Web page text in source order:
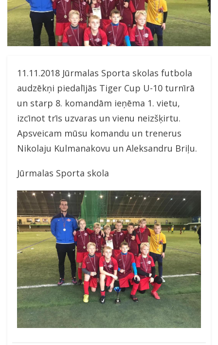
11.11.2018 Jūrmalas Sporta skolas futbola
audzēkņi piedalījās Tiger Cup U-10 turnīrā
un starp 8. komandām ieņēma 1. vietu,
izcīnot trīs uzvaras un vienu neizšķirtu.
Apsveicam mūsu komandu un trenerus
Nikolaju Kulmanakovu un Aleksandru Briļu.
Jūrmalas Sporta skola